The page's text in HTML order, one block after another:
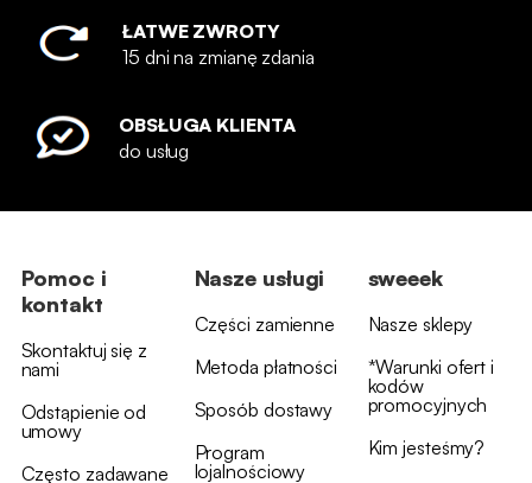
ŁATWE ZWROTY
15 dni na zmianę zdania
OBSŁUGA KLIENTA
do usług
Pomoc i
kontakt
Skontaktuj się z
nami
Odstąpienie od
umowy
Często zadawane
Nasze usługi
Części zamienne
Metoda płatności
Sposób dostawy
Program
lojalnościowy
sweeek
Nasze sklepy
*Warunki ofert i
kodów
promocyjnych
Kim jesteśmy?